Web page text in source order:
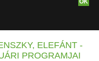
ELEFÁNT -
PROGRAMJAI